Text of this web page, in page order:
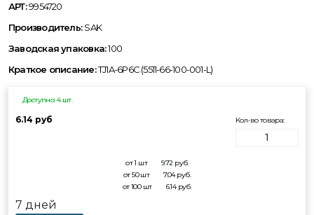
АРТ:9954720
Производитель:SAK
Заводская упаковка:100
Краткое описание:TJ1A-6P6C (5511-66-100-001-L)
Доступно: 4 шт.
6.14 руб Кол-во товара:
от 1 шт 9.72руб.
от 50 шт
7.04руб.
от 100 шт
6.14руб.
7 дней